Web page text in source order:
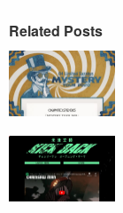
Related Posts